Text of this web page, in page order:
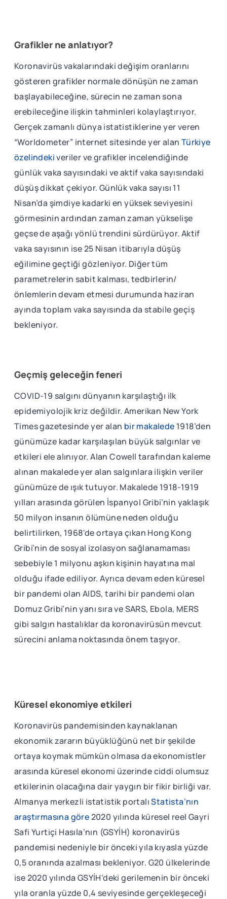
Grafikler ne anlatıyor?
Koronavirüs vakalarındaki değişim oranlarını
gösteren grafikler normale dönüşün ne zaman
başlayabileceğine, sürecin ne zaman sona
erebileceğine ilişkin tahminleri kolaylaştırıyor.
Gerçek zamanlı dünya istatistiklerine yer veren
“Worldometer” internet sitesinde yer alan Türkiye
özelindekiveriler ve grafikler incelendiğinde
günlük vaka sayısındaki ve aktif vaka sayısındaki
düşüş dikkat çekiyor. Günlük vaka sayısı 11
Nisan’da şimdiye kadarki en yüksek seviyesini
görmesinin ardından zaman zaman yükselişe
geçse de aşağı yönlü trendini sürdürüyor. Aktif
vaka sayısının ise 25 Nisan itibarıyla düşüş
eğilimine geçtiği gözleniyor. Diğer tüm
parametrelerin sabit kalması, tedbirlerin/
önlemlerin devam etmesi durumunda haziran
ayında toplam vaka sayısında da stabile geçiş
bekleniyor.
Geçmiş geleceğin feneri
COVID-19 salgını dünyanın karşılaştığı ilk
epidemiyolojik kriz değildir. Amerikan New York
Times gazetesinde yer alan bir makalede 1918’den
günümüze kadar karşılaşılan büyük salgınlar ve
etkileri ele alınıyor. Alan Cowell tarafından kaleme
alınan makalede yer alan salgınlara ilişkin veriler
günümüze de ışık tutuyor. Makalede 1918-1919
yılları arasında görülen İspanyol Gribi’nin yaklaşık
50 milyon insanın ölümüne neden olduğu
belirtilirken, 1968'de ortaya çıkan Hong Kong
Gribi’nin de sosyal izolasyon sağlanamaması
sebebiyle 1 milyonu aşkın kişinin hayatına mal
olduğu ifade ediliyor. Ayrıca devam eden küresel
bir pandemi olan AIDS, tarihi bir pandemi olan
Domuz Gribi’nin yanı sıra ve SARS, Ebola, MERS
gibi salgın hastalıklar da koronavirüsün mevcut
sürecini anlama noktasında önem taşıyor.
Küresel ekonomiye etkileri
Koronavirüs pandemisinden kaynaklanan
ekonomik zararın büyüklüğünü net bir şekilde
ortaya koymak mümkün olmasa da ekonomistler
arasında küresel ekonomi üzerinde ciddi olumsuz
etkilerinin olacağına dair yaygın bir fikir birliği var.
Almanya merkezli istatistik portalıStatista’nın
araştırmasına göre2020 yılında küresel reel Gayri
Safi Yurtiçi Hasıla’nın (GSYİH) koronavirüs
pandemisi nedeniyle bir önceki yıla kıyasla yüzde
0,5 oranında azalması bekleniyor. G20 ülkelerinde
ise 2020 yılında GSYİH’deki gerilemenin bir önceki
yıla oranla yüzde 0,4 seviyesinde gerçekleşeceği